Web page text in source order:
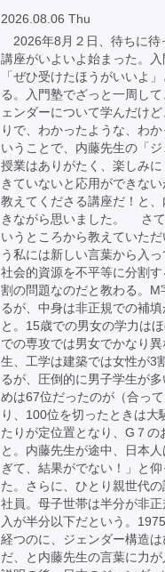
2026.08.06 Thu
2026年8月２日、待ちに待
講座がいよいよ始まった。
「ぜひ受けたほうがいいよ
る。入門塾でざっと一周し
ェンダーについて学んだけ
りで、わかったような、わ
いうことで、内藤先生の「
授業はありがたく、楽しみ
きていないと応用ができな
教えてくださる講座だ！と
きながら思いました。 さ
いうところから教えていた
う私には新しい言葉から入
社会的資源を不平等に分割
割の問題なのだと教わる。
るが、中身は非正規での補
と。15歳での男女の学力は
での専攻では男女でかなり
生、工学は建築では女性が3
るが、圧倒的に男子学生が
めは67位だったのが（合っ
り、100位を切ったときは
たりが定位置となり、G７の
と。内藤先生が途中、日本
ぎて、結果がでない！」と
た。さらに、ひとり親世代
社員。母子世帯は半分が非
入が半分以下だという。
経つのに、ジェンダー構造
だ、と内藤先生の言葉に力